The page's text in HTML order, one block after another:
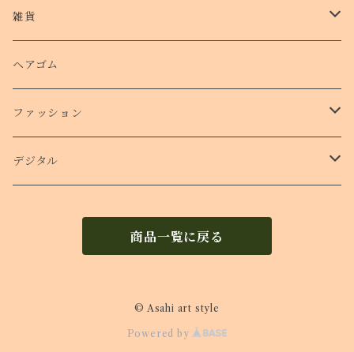
クッションバンパーケース
スマホリング
ショルダー付きケース
クリアファイル
ステッカー
雑貨
パスケース
ヘアゴム
ファッション
Ｔシャツ
デジタル
商品一覧に戻る
© Asahi art style
Powered by